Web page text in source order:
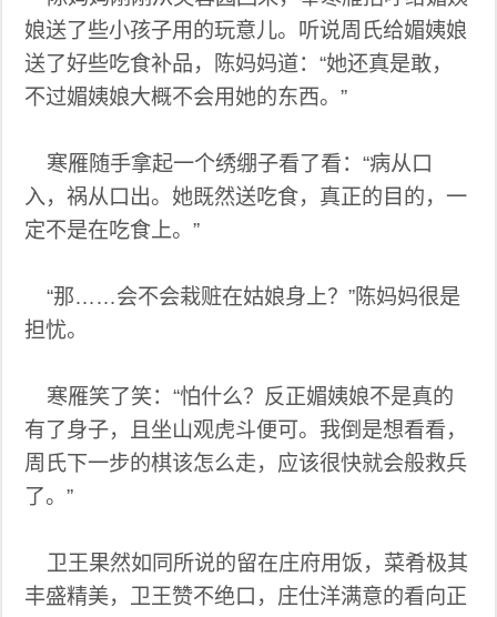
娘送了些小孩子用的玩意儿。听说周氏给媚姨娘
送了好些吃食补品，陈妈妈道：“她还真是敢，
不过媚姨娘大概不会用她的东西。”
寒雁随手拿起一个绣绷子看了看：“病从口
入，祸从口出。她既然送吃食，真正的目的，一
定不是在吃食上。”
“那……会不会栽赃在姑娘身上？”陈妈妈很是
担忧。
寒雁笑了笑：“怕什么？反正媚姨娘不是真的
有了身子，且坐山观虎斗便可。我倒是想看看，
周氏下一步的棋该怎么走，应该很快就会般救兵
了。”
卫王果然如同所说的留在庄府用饭，菜肴极其
丰盛精美，卫王赞不绝口，庄仕洋满意的看向正